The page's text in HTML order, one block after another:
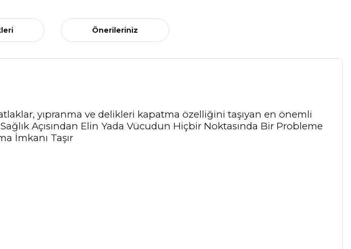
Önerileriniz
yıpranma ve delikleri kapatma özelliğini taşıyan en önemli
Açısından Elin Yada Vücudun Hiçbir Noktasında Bir Probleme
İmkanı Taşır